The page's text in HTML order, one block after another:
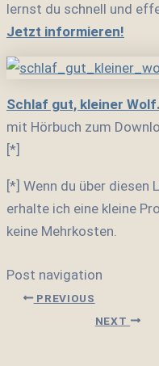
lernst du schnell und
Jetzt informieren!
Schlaf gut, kleiner Wolf.
mit Hörbuch zum
[*]
[*] Wenn du über
erhalte ich eine kleine
keine Mehrkosten.
Post navigation
PREVIOUS
NEXT